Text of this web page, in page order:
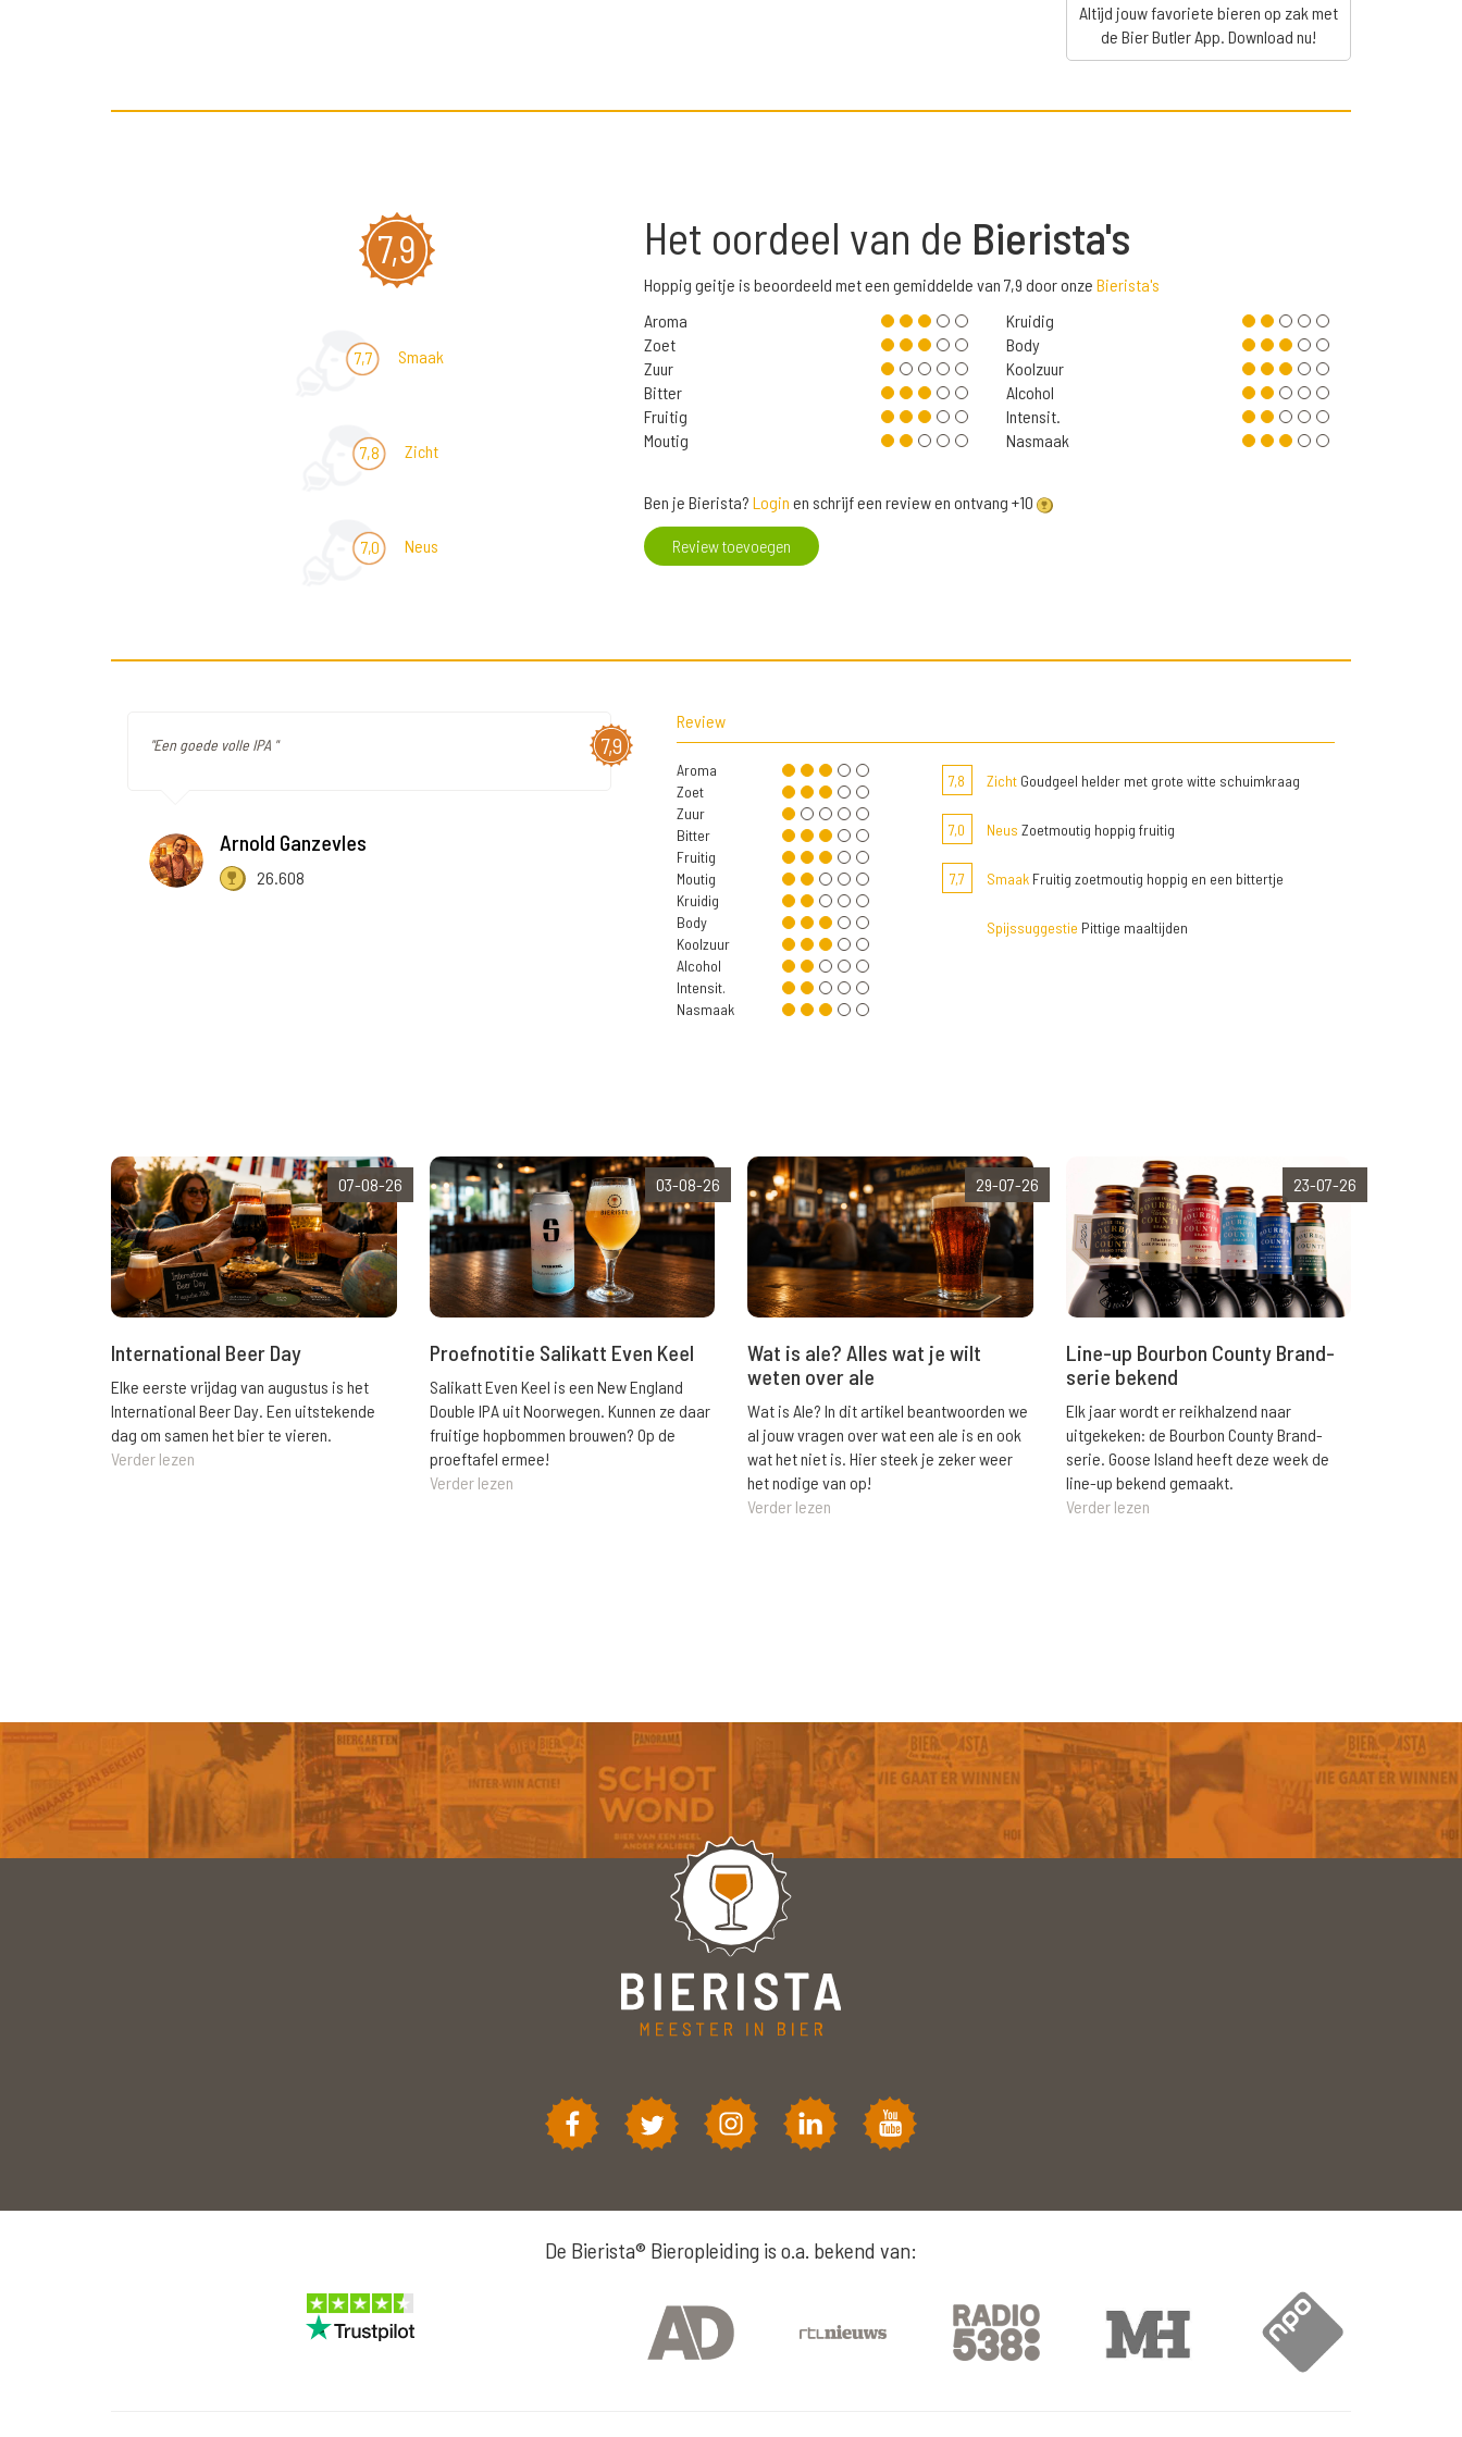
Altijd jouw favoriete bieren op zak met
de Bier Butler App. Download nu!
7,9
7,7 Smaak
7,8 Zicht
7,0 Neus
Het oordeel van de Bierista's
Hoppig geitje is beoordeeld met een gemiddelde van 7,9 door onze Bierista's
Aroma
Zoet
Zuur
Bitter
Fruitig
Moutig
Kruidig
Body
Koolzuur
Alcohol
Intensit.
Nasmaak
Ben je Bierista? Login en schrijf een review en ontvang +10
Review toevoegen
7,9
"Een goede volle IPA "
Arnold Ganzevles
26.608
Review
Aroma
Zoet
Zuur
Bitter
Fruitig
Moutig
Kruidig
Body
Koolzuur
Alcohol
Intensit.
Nasmaak
7,8 ZichtGoudgeel helder met grote witte schuimkraag
7,0 Neus Zoetmoutig hoppig fruitig
7,7 SmaakFruitig zoetmoutig hoppig en een bittertje
Spijssuggestie Pittige maaltijden
07-08-26
International Beer Day
Elke eerste vrijdag van augustus is het
International Beer Day. Een uitstekende
dag om samen het bier te vieren.
Verder lezen
03-08-26
Proefnotitie Salikatt Even Keel
Salikatt Even Keel is een New England
Double IPA uit Noorwegen. Kunnen ze daar
fruitige hopbommen brouwen? Op de
proeftafel ermee!
Verder lezen
29-07-26
Wat is ale? Alles wat je wilt
weten over ale
Wat is Ale? In dit artikel beantwoorden we
al jouw vragen over wat een ale is en ook
wat het niet is. Hier steek je zeker weer
het nodige van op!
Verder lezen
23-07-26
Line-up Bourbon County Brand-
serie bekend
Elk jaar wordt er reikhalzend naar
uitgekeken: de Bourbon County Brand-
serie. Goose Island heeft deze week de
line-up bekend gemaakt.
Verder lezen
De Bierista® Bieropleiding is o.a. bekend van: